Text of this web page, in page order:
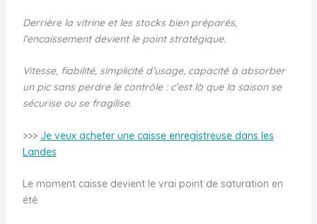
Derrière la vitrine et les stocks bien préparés,
l’encaissement devient le point stratégique.
Vitesse, fiabilité, simplicité d’usage, capacité à absorber
un pic sans perdre le contrôle : c’est là que la saison se
sécurise ou se fragilise.
>>> Je veux acheter une caisse enregistreuse dans les
Landes
Le moment caisse devient le vrai point de saturation en
été